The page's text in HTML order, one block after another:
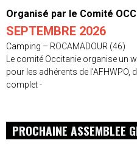
Organisé par le Comité
SEPTEMBRE 2026
Camping – ROCAMADOUR (46)
Le comité Occitanie organise un
pour les adhérents de l’AFHWPO,
complet -
PROCHAINE ASSEMBLEE